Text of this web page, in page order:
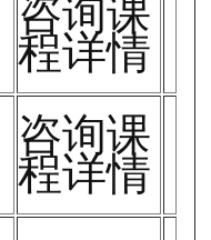
咨询课
程详情
咨询课
程详情